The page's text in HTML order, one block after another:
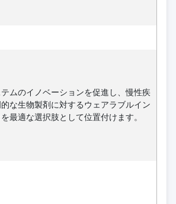
ムのイノベーションを促進し、慢性疾
な生物製剤に対するウェアラブルイン
最適な選択肢として位置付けます。